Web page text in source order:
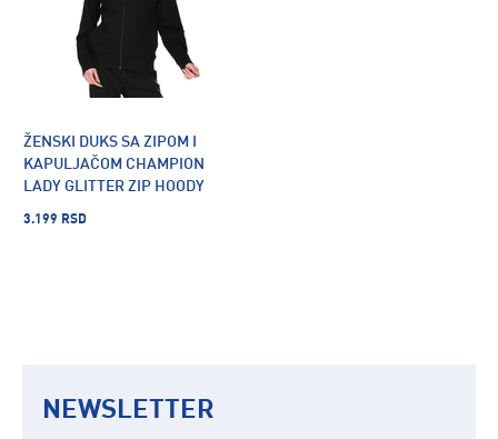
ŽENSKI DUKS SA ZIPOM I
KAPULJAČOM CHAMPION
LADY GLITTER ZIP HOODY
3.199 RSD
NEWSLETTER